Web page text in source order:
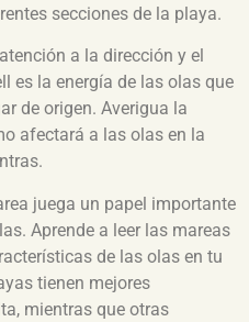
secciones de la playa.
a la dirección y el
es la energía de las olas que
de origen. Averigua la
afectará a las olas en la
juega un papel importante
Aprende a leer las mareas
de las olas en tu
tienen mejores
mientras que otras